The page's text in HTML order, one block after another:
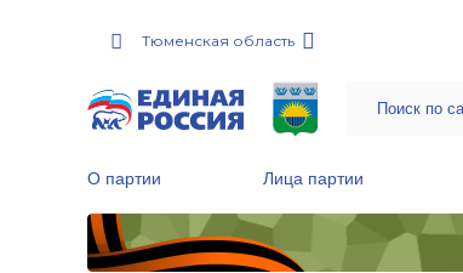
Тюменская область
О партии Лица партии